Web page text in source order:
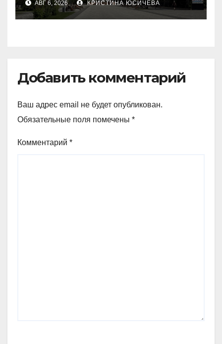
Петропавловске
АВГ 6, 2026 КРИСТИНА ЮСИЧЕВА
Добавить комментарий
Ваш адрес email не будет опубликован.
Обязательные поля помечены *
Комментарий *